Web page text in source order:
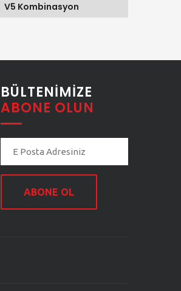
V5 Kombinasyon
BÜLTENIMIZE
ABONE OLUN
ABONE OL